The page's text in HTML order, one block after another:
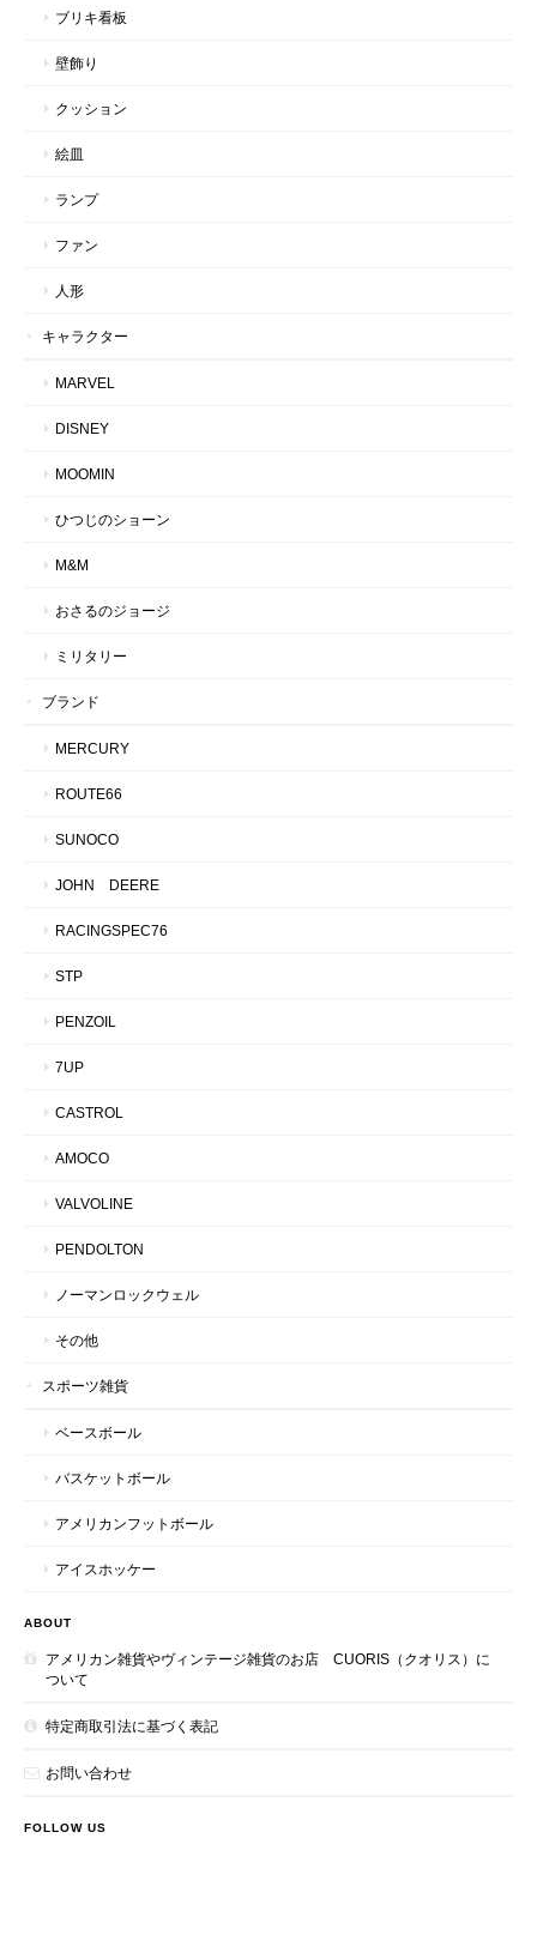
ブリキ看板
壁飾り
クッション
絵皿
ランプ
ファン
人形
キャラクター
MARVEL
DISNEY
MOOMIN
ひつじのショーン
M&M
おさるのジョージ
ミリタリー
ブランド
MERCURY
ROUTE66
SUNOCO
JOHN DEERE
RACINGSPEC76
STP
PENZOIL
7UP
CASTROL
AMOCO
VALVOLINE
PENDOLTON
ノーマンロックウェル
その他
スポーツ雑貨
ベースボール
バスケットボール
アメリカンフットボール
アイスホッケー
ABOUT
アメリカン雑貨やヴィンテージ雑貨のお店 CUORIS（クオリス）に
ついて
特定商取引法に基づく表記
お問い合わせ
FOLLOW US